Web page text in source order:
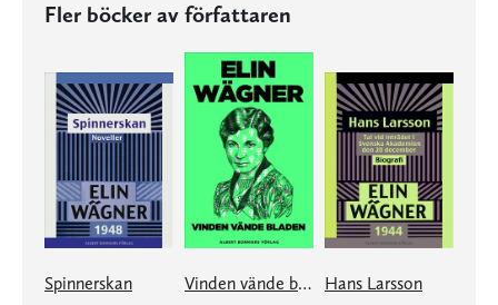
Fler böcker av författaren
Spinnerskan Vinden vände bladen Hans Larsson